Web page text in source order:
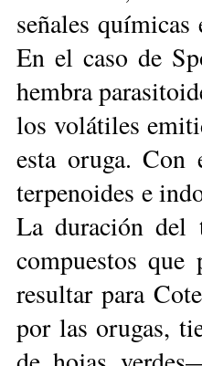
señales
En el caso de
hembra
los volátiles
esta oruga.
terpenoides e
La duración del
compuestos
resultar para
por las orugas,